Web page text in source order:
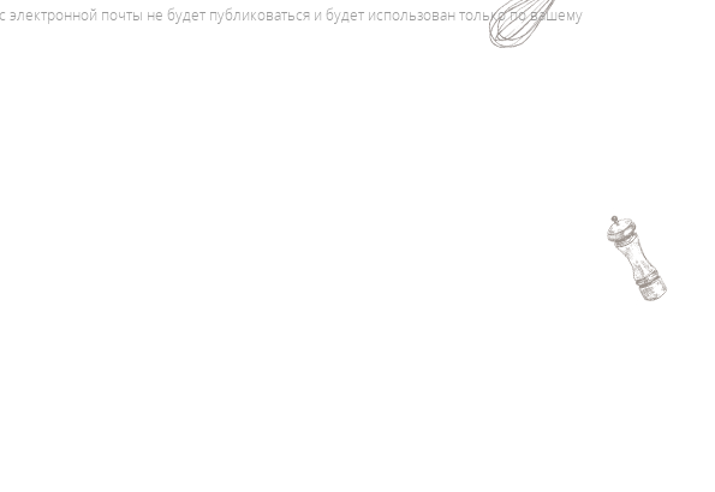
почты не будет публиковаться и будет использован только по вашему